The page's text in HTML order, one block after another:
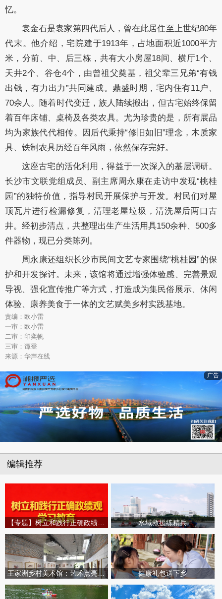
忆。
袁金石是袁家第四代后人，曾在此居住至上世纪80年
代末。他介绍，宅院建于1913年，占地面积近1000平方
米，分前、中、后三栋，共有大小房屋18间、横厅1个、
天井2个、谷仓4个，由曾祖父奠基，祖父辈三兄弟“有钱
出钱，有力出力”共同建成。鼎盛时期，宅内住有11户、
70余人。随着时代变迁，族人陆续搬出，但古宅始终保留
着百年床铺、桌椅及各类农具。尤为珍贵的是，所有展品
均为家族代代相传。因后代秉持“修旧如旧”理念，木质家
具、铁制农具历经百年风雨，依然保存完好。
这座古宅的活化利用，得益于一次深入的基层调研。
长沙市文联党组成员、副主席周永康在走访中发现“桃桂
园”的独特价值，指导村民开展保护与开发。村民们对屋
顶瓦片进行检漏修复，清理老屋垃圾，清洗屋后两口古
井。经初步清点，共整理出生产生活用具150余种、500多
件器物，现已分类陈列。
周永康还组织长沙市民间文艺专家围绕“桃桂园”的保
护和开发探讨。未来，该馆将通过增强体验感、完善景观
导视、强化宣传推广等方式，打造成为集民俗展示、休闲
体验、康养美食于一体的文艺赋美乡村实践基地。
责编：欧小雷
一审：欧小雷
二审：印奕帆
三审：谭登
来源：华声在线
广告
编辑推荐
水域救援练精兵
王家洲乡村美术馆：艺术点亮田园乡村 健康礼包送下乡